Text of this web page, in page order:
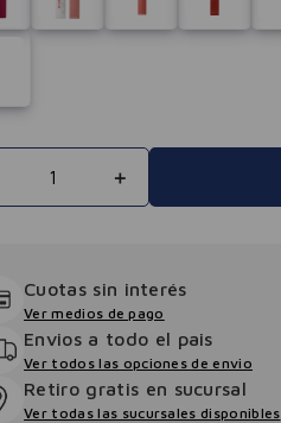
＋
Cuotas sin interés
Ver medios de pago
Envios a todo el pais
Ver todos las opciones de envio
Retiro gratis en sucursal
Ver todas las sucursales disponibles